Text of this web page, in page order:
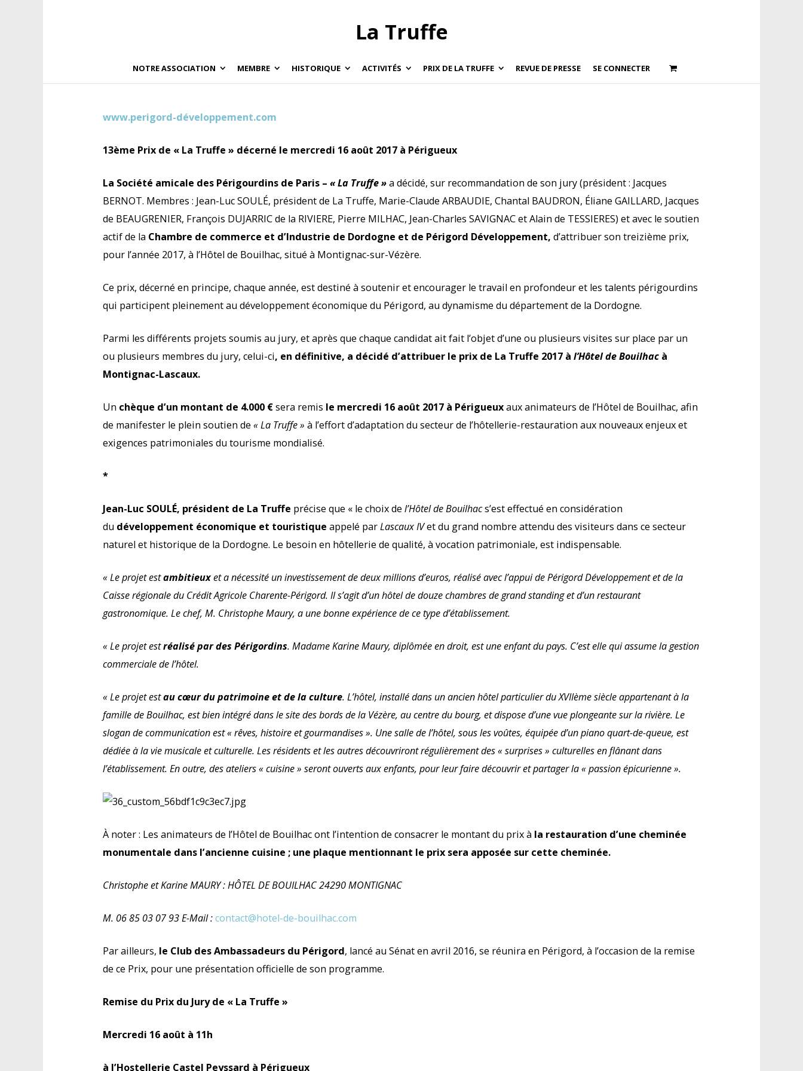
La Truffe
NOTRE ASSOCIATION MEMBRE HISTORIQUE ACTIVITÉS PRIX DE LA TRUFFE REVUE DE PRESSE SE CONNECTER
www.perigord-développement.com
13ème Prix de « La Truffe » décerné le mercredi 16 août 2017 à Périgueux
La Société amicale des Périgourdins de Paris – « La Truffe »a décidé, sur recommandation de son jury (président : Jacques
BERNOT. Membres : Jean-Luc SOULÉ, président de La Truffe, Marie-Claude ARBAUDIE, Chantal BAUDRON, Éliane GAILLARD, Jacques
de BEAUGRENIER, François DUJARRIC de la RIVIERE, Pierre MILHAC, Jean-Charles SAVIGNAC et Alain de TESSIERES) et avec le soutien
actif de la Chambre de commerce et d’Industrie de Dordogne et de Périgord Développement, d’attribuer son treizième prix,
pour l’année 2017, à l’Hôtel de Bouilhac, situé à Montignac-sur-Vézère.
Ce prix, décerné en principe, chaque année, est destiné à soutenir et encourager le travail en profondeur et les talents périgourdins
qui participent pleinement au développement économique du Périgord, au dynamisme du département de la Dordogne.
Parmi les différents projets soumis au jury, et après que chaque candidat ait fait l’objet d’une ou plusieurs visites sur place par un
ou plusieurs membres du jury, celui-ci, en définitive, a décidé d’attribuer le prix de La Truffe 2017 à l’Hôtel de Bouilhac à
Montignac-Lascaux.
Un chèque d’un montant de 4.000 €sera remis le mercredi 16 août 2017 à Périgueuxaux animateurs de l’Hôtel de Bouilhac, afin
de manifester le plein soutien de « La Truffe » à l’effort d’adaptation du secteur de l’hôtellerie-restauration aux nouveaux enjeux et
exigences patrimoniales du tourisme mondialisé.
*
Jean-Luc SOULÉ, président de La Truffe précise que « le choix de l’Hôtel de Bouilhacs’est effectué en considération
du développement économique et touristique appelé parLascaux IVet du grand nombre attendu des visiteurs dans ce secteur
naturel et historique de la Dordogne. Le besoin en hôtellerie de qualité, à vocation patrimoniale, est indispensable.
« Le projet estambitieuxet a nécessité un investissement de deux millions d’euros, réalisé avec l’appui de Périgord Développement et de la
Caisse régionale du Crédit Agricole Charente-Périgord. Il s’agit d’un hôtel de douze chambres de grand standing et d’un restaurant
gastronomique. Le chef, M. Christophe Maury, a une bonne expérience de ce type d’établissement.
« Le projet estréalisé par des Périgordins. Madame Karine Maury, diplômée en droit, est une enfant du pays. C’est elle qui assume la gestion
commerciale de l’hôtel.
« Le projet estau cœur du patrimoine et de la culture. L’hôtel, installé dans un ancien hôtel particulier du XVIIème siècle appartenant à la
famille de Bouilhac, est bien intégré dans le site des bords de la Vézère, au centre du bourg, et dispose d’une vue plongeante sur la rivière. Le
slogan de communication est « rêves, histoire et gourmandises ». Une salle de l’hôtel, sous les voûtes, équipée d’un piano quart-de-queue, est
dédiée à la vie musicale et culturelle. Les résidents et les autres découvriront régulièrement des « surprises » culturelles en flânant dans
l’établissement. En outre, des ateliers « cuisine » seront ouverts aux enfants, pour leur faire découvrir et partager la « passion épicurienne ».
À noter : Les animateurs de l’Hôtel de Bouilhac ont l’intention de consacrer le montant du prix à la restauration d’une cheminée
monumentale dans l’ancienne cuisine ; une plaque mentionnant le prix sera apposée sur cette cheminée.
Christophe et Karine MAURY : HÔTEL DE BOUILHAC 24290 MONTIGNAC
M. 06 85 03 07 93 E-Mail :contact@hotel-de-bouilhac.com
Par ailleurs, le Club des Ambassadeurs du Périgord, lancé au Sénat en avril 2016, se réunira en Périgord, à l’occasion de la remise
de ce Prix, pour une présentation officielle de son programme.
Remise du Prix du Jury de « La Truffe »
Mercredi 16 août à 11h
à l’Hostellerie Castel Peyssard à Périgueux